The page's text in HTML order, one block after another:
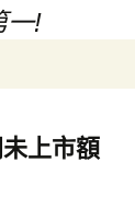
一!
鍵
字:
上市額